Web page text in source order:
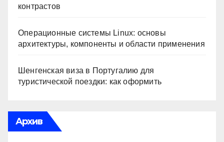
контрастов
Операционные системы Linux: основы
архитектуры, компоненты и области применения
Шенгенская виза в Португалию для
туристической поездки: как оформить
Архив